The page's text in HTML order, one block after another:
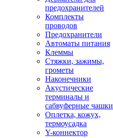
предохранителей
Комплекты
проводов
Предохранители
Автоматы питания
Клеммы
Стяжки, зажимы,
грометы
Наконечники
Акустические
терминалы и
сабвуферные чашки
Оплетка, кожух,
термоусадка
Y-коннектор